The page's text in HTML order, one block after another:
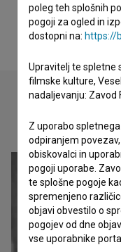
poleg teh splošnih
pogoji za ogled in
dostopni na: https://
Upravitelj te spletne
filmske kulture,
nadaljevanju: Zavod
Z uporabo
odpiranjem
obiskovalci in
pogoji uporabe.
te splošne pogoje
spremenjeno
objavi obvestilo o
pogojev od dne
vse uporabnike